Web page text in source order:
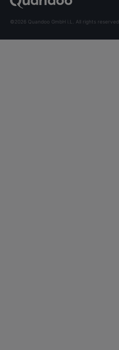
©2026 Quandoo GmbH i.L. All rights reserved